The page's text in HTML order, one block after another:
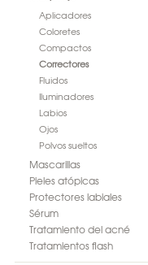
Aplicadores
Coloretes
Compactos
Correctores
Fluidos
Iluminadores
Labios
Ojos
Polvos sueltos
Mascarillas
Pieles atópicas
Protectores labiales
Sérum
Tratamiento del acné
Tratamientos flash